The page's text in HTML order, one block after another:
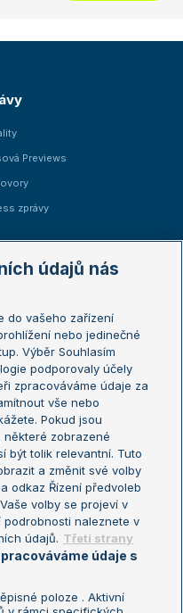
Previews
zprávy
Open
Open
mistrů
mistryň
údajů nás
do vašeho zařízení
nebo jedinečné
Výběr Souhlasím
podporovaly účely
zpracováváme údaje za
vše nebo
Pokud jsou
zobrazené
být tolik relevantní. Tuto
a změnit své volby
odkaz Řízení předvoleb
volby se projeví v
podrobnosti naleznete v
údajů. Třetí strany
údaje s
poloze . Aktivní